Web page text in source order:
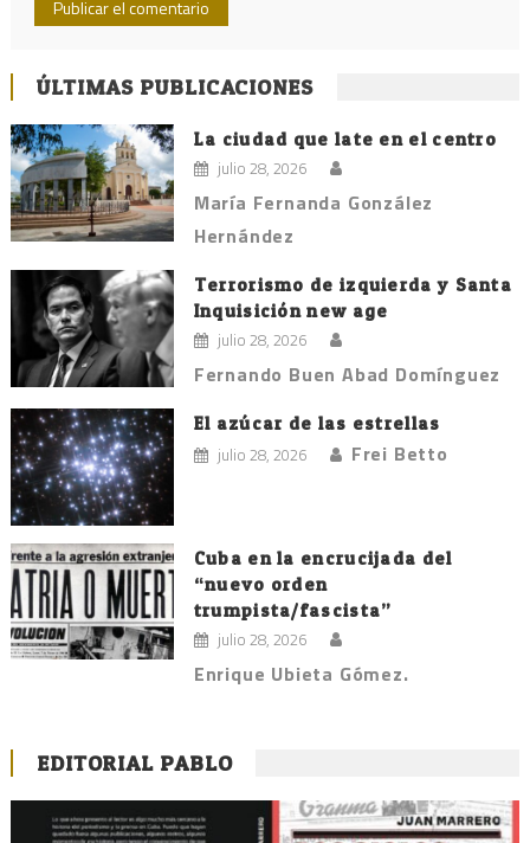
ÚLTIMAS PUBLICACIONES
La ciudad que late en el centro
julio 28, 2026
María Fernanda González
Hernández
Terrorismo de izquierda y Santa
Inquisición new age
julio 28, 2026
Fernando Buen Abad Domínguez
El azúcar de las estrellas
julio 28, 2026 Frei Betto
Cuba en la encrucijada del
“nuevo orden
trumpista/fascista”
julio 28, 2026
Enrique Ubieta Gómez.
EDITORIAL PABLO